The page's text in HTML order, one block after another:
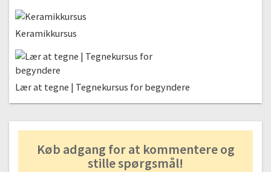
Keramikkursus
Lær at tegne | Tegnekursus for begyndere
Køb adgang for at kommentere og
stille spørgsmål!